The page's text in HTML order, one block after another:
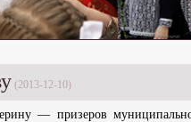
(2013-12-10)
— призеров